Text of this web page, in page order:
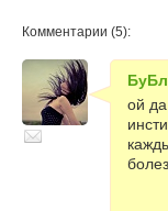
Комментарии (5):
ой